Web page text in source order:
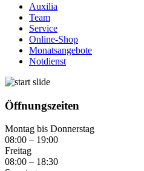
Auxilia
Team
Service
Online-Shop
Monatsangebote
Notdienst
Öffnungszeiten
Montag bis Donnerstag
08:00 – 19:00
Freitag
08:00 – 18:30